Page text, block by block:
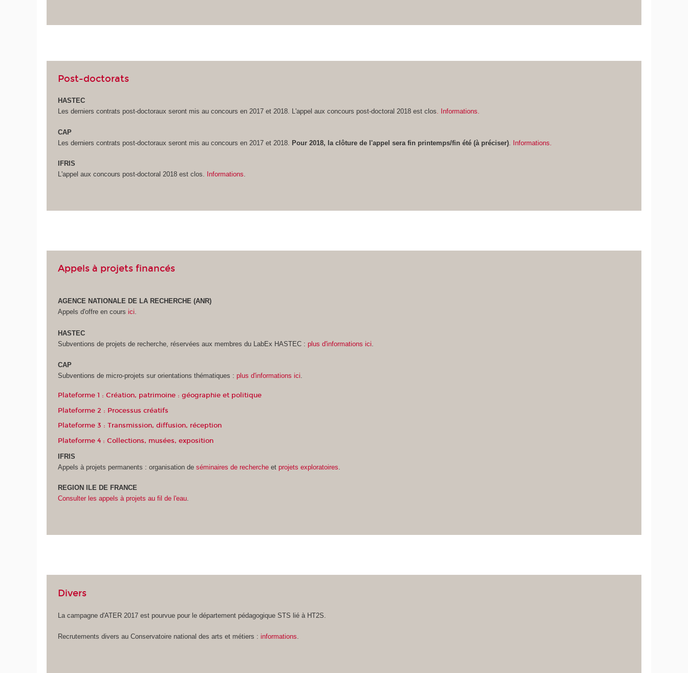
Post-doctorats
HASTEC
Les derniers contrats post-doctoraux seront mis au concours en 2017 et 2018. L'appel aux concours post-doctoral 2018 est clos. Informations.
CAP
Les derniers contrats post-doctoraux seront mis au concours en 2017 et 2018. Pour 2018, la clôture de l'appel sera fin printemps/fin été (à préciser) Informations.
IFRIS
L'appel aux concours post-doctoral 2018 est clos.
Informations.
Appels à projets financés
AGENCE NATIONALE DE LA RECHERCHE (ANR)
Appels d'offre en coursici.
HASTEC
Subventions de projets de recherche, réservées aux membres du LabEx HASTEC :plus d'informations ici.
CAP
Subventions de micro-projets sur orientations thématiques :plus d'informations ici
Plateforme 1 : Création, patrimoine : géographie et politique
Plateforme 2 : Processus créatifs
Plateforme 3 : Transmission, diffusion, réception
Plateforme 4 : Collections, musées, exposition
IFRIS
Appels à projets permanents : organisation deséminaires de recherche etprojets exploratoires
REGION ILE DE FRANCE
Consulter les appels à projets au fil de l'eau.
Divers
La campagne d'ATER 2017 est pourvue pour le département pédagogique STS lié à HT2S.
Recrutements divers au Conservatoire national des arts et métiers :informations